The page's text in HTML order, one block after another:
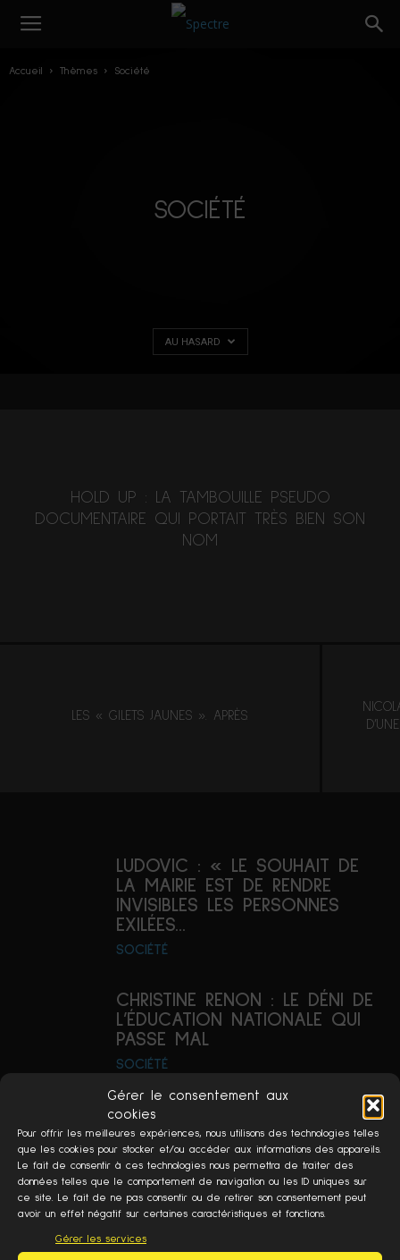
Gérer le consentement aux
cookies
Pour offrir les meilleures expériences, nous utilisons des technologies telles
que les cookies pour stocker et/ou accéder aux informations des appareils.
Le fait de consentir à ces technologies nous permettra de traiter des
données telles que le comportement de navigation ou les ID uniques sur
ce site. Le fait de ne pas consentir ou de retirer son consentement peut
avoir un effet négatif sur certaines caractéristiques et fonctions.
Gérer les services
Accueil Thèmes Société
SOCIÉTÉ
AU HASARD
HOLD UP : LA TAMBOUILLE PSEUDO
DOCUMENTAIRE QUI PORTAIT TRÈS BIEN SON
NOM
LES « GILETS JAUNES ». APRÈS.
LUDOVIC : « LE SOUHAIT DE
LA MAIRIE EST DE RENDRE
INVISIBLES LES PERSONNES
EXILÉES...
SOCIÉTÉ
CHRISTINE RENON : LE DÉNI DE
L’ÉDUCATION NATIONALE QUI
PASSE MAL
SOCIÉTÉ
SOMMES-NOUS REVENUS
DANS L’EUROPE DES ANNÉES
30 ?
POLITIQUE
EUROPE